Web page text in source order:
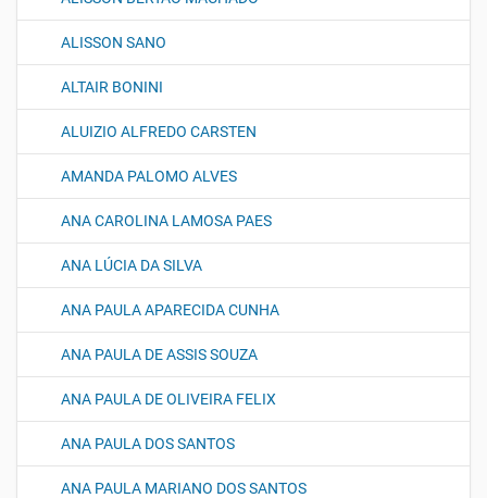
ALISSON SANO
ALTAIR BONINI
ALUIZIO ALFREDO CARSTEN
AMANDA PALOMO ALVES
ANA CAROLINA LAMOSA PAES
ANA LÚCIA DA SILVA
ANA PAULA APARECIDA CUNHA
ANA PAULA DE ASSIS SOUZA
ANA PAULA DE OLIVEIRA FELIX
ANA PAULA DOS SANTOS
ANA PAULA MARIANO DOS SANTOS